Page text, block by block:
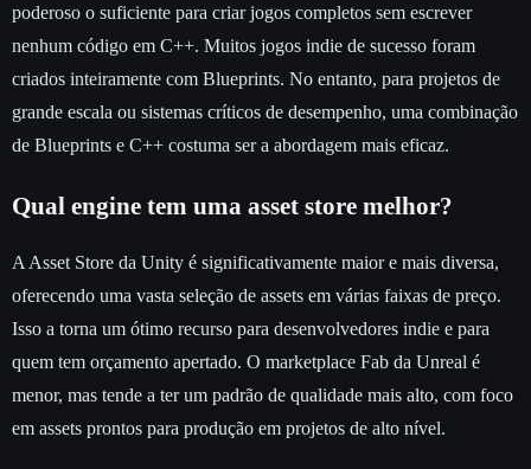
poderoso o suficiente para criar jogos completos sem escrever
nenhum código em C++. Muitos jogos indie de sucesso foram
criados inteiramente com Blueprints. No entanto, para projetos de
grande escala ou sistemas críticos de desempenho, uma combinação
de Blueprints e C++ costuma ser a abordagem mais eficaz.
Qual engine tem uma asset store melhor?
A Asset Store da Unity é significativamente maior e mais diversa,
oferecendo uma vasta seleção de assets em várias faixas de preço.
Isso a torna um ótimo recurso para desenvolvedores indie e para
quem tem orçamento apertado. O marketplace Fab da Unreal é
menor, mas tende a ter um padrão de qualidade mais alto, com foco
em assets prontos para produção em projetos de alto nível.